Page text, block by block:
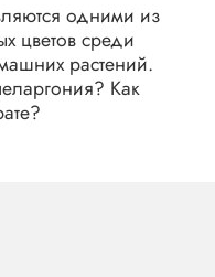
одними из
цветов среди
растений.
Как